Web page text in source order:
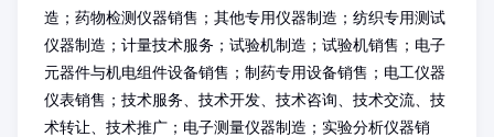
造；药物检测仪器销售；其他专用仪器制造；纺织专用测试
仪器制造；计量技术服务；试验机制造；试验机销售；电子
元器件与机电组件设备销售；制药专用设备销售；电工仪器
仪表销售；技术服务、技术开发、技术咨询、技术交流、技
术转让、技术推广；电子测量仪器制造；实验分析仪器销